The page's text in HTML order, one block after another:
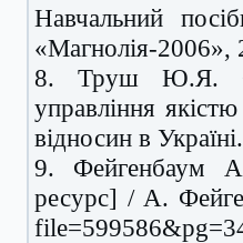
Навчальний
«Магнолія-2006»,
8. Труш Ю.Я.
управління
відносин в
9. Фейгенбаум
ресурс] / А.